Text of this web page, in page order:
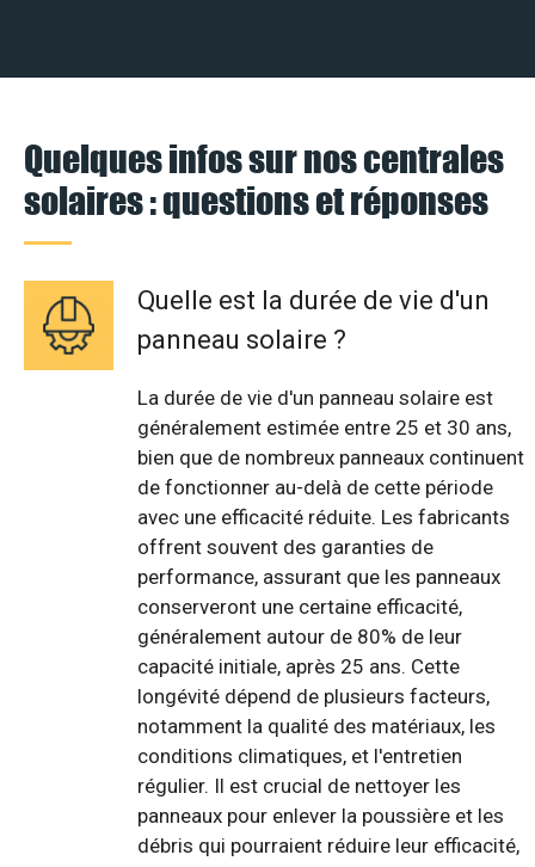
Quelques infos sur nos centrales
solaires : questions et réponses
Quelle est la durée de vie d'un
panneau solaire ?
La durée de vie d'un panneau solaire est
généralement estimée entre 25 et 30 ans,
bien que de nombreux panneaux continuent
de fonctionner au-delà de cette période
avec une efficacité réduite. Les fabricants
offrent souvent des garanties de
performance, assurant que les panneaux
conserveront une certaine efficacité,
généralement autour de 80% de leur
capacité initiale, après 25 ans. Cette
longévité dépend de plusieurs facteurs,
notamment la qualité des matériaux, les
conditions climatiques, et l'entretien
régulier. Il est crucial de nettoyer les
panneaux pour enlever la poussière et les
débris qui pourraient réduire leur efficacité,